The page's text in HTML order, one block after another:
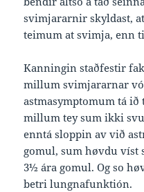
svimjararnir skyldast,
teimum at svimja, enn
Kanningin staðfestir
millum svimjararnar
astmasymptomum tá
millum tey sum ikki
enntá sloppin av við
gomul, sum høvdu víst
3½ ára gomul. Og so
betri lungnafunktión.